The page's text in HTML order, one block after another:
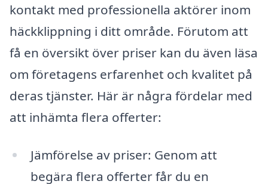
kontakt med professionella aktörer inom
häckklippning i ditt område. Förutom att
få en översikt över priser kan du även läsa
om företagens erfarenhet och kvalitet på
deras tjänster. Här är några fördelar med
att inhämta flera offerter:
Jämförelse av priser: Genom att
begära flera offerter får du en